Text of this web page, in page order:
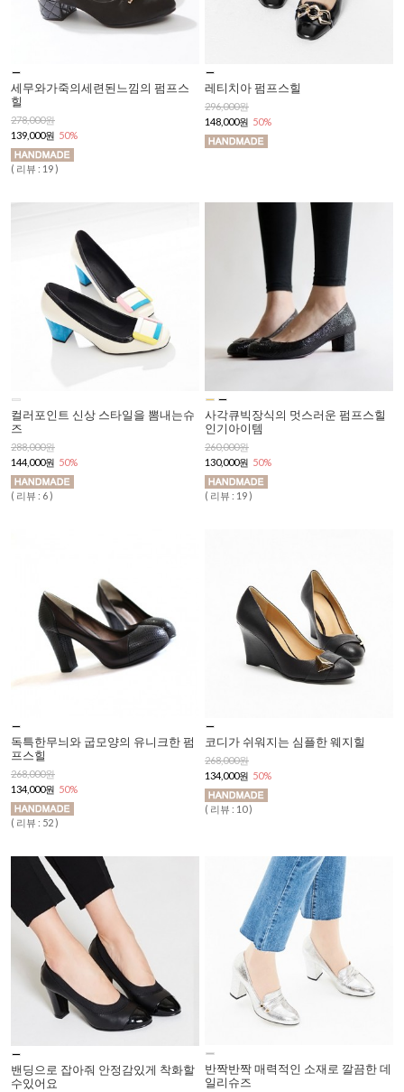
세무와가죽의세련된느낌의 펌프스
힐
278,000원
139,000원 50%
( 리뷰 : 19 )
레티치아 펌프스힐
296,000원
148,000원 50%
컬러포인트 신상 스타일을 뽐내는슈
즈
288,000원
144,000원 50%
( 리뷰 : 6 )
사각큐빅장식의 멋스러운 펌프스힐
인기아이템
260,000원
130,000원 50%
( 리뷰 : 19 )
독특한무늬와 굽모양의 유니크한 펌
프스힐
268,000원
134,000원 50%
( 리뷰 : 52 )
코디가 쉬워지는 심플한 웨지힐
268,000원
134,000원 50%
( 리뷰 : 10 )
밴딩으로 잡아줘 안정감있게 착화할
수있어요
반짝반짝 매력적인 소재로 깔끔한 데
일리슈즈